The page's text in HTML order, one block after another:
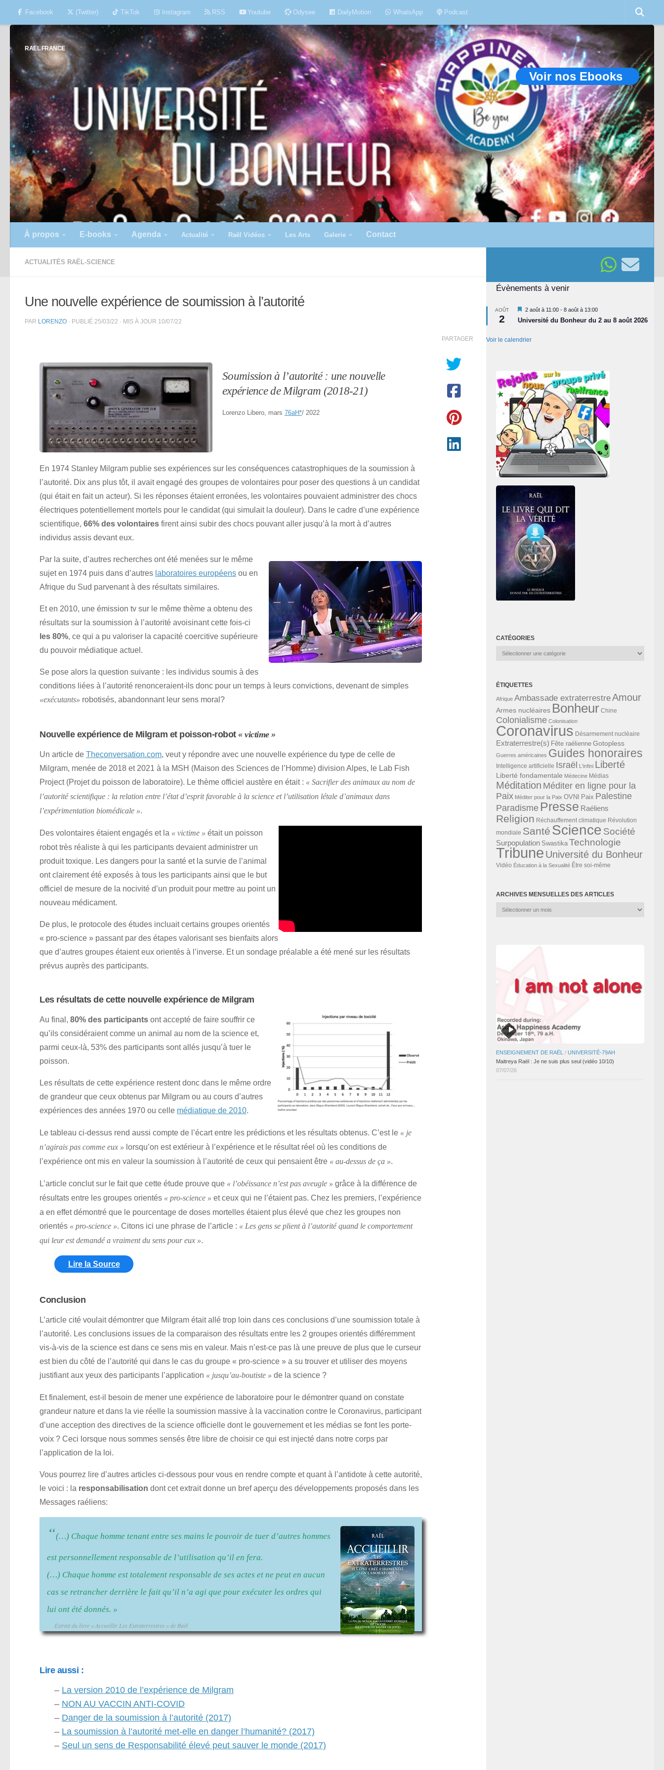
Skip to content
Facebook (Twitter) TikTok Instagram RSS Youtube Odysee DailyMotion WhatsApp Podcast
RAËL FRANCE
Voir nos Ebooks
À propos E-books Agenda Actualité Raël Vidéos Les Arts Galerie Contact
ACTUALITÉS RAËL-SCIENCE
Une nouvelle expérience de soumission à l’autorité
PAR LORENZO · PUBLIÉ 25/03/22 · MIS À JOUR 10/07/22
Soumission à l’autorité : une nouvelle
expérience de Milgram (2018-21)
Lorenzo Libero, mars 76aH*/ 2022
En 1974 Stanley Milgram publie ses expériences sur les conséquences catastrophiques de la soumission à
l’autorité. Dix ans plus tôt, il avait engagé des groupes de volontaires pour poser des questions à un candidat
(qui était en fait un acteur). Si les réponses étaient erronées, les volontaires pouvaient administrer des chocs
électriques potentiellement mortels pour le candidat (qui simulait la douleur). Dans le cadre d’une expérience
scientifique, 66% des volontaires firent ainsi subir des chocs pouvant aller jusqu’à la mort à d’autres
individus assis devant eux.
Par la suite, d’autres recherches ont été menées sur le même
sujet en 1974 puis dans d’autres laboratoires européens ou en
Afrique du Sud parvenant à des résultats similaires.
Et en 2010, une émission tv sur le même thème a obtenu des
résultats sur la soumission à l’autorité avoisinant cette fois-ci
les 80%, ce qui a pu valoriser la capacité coercitive supérieure
du pouvoir médiatique actuel.
Se pose alors la question suivante : les individus soumis à des
conditions liées à l’autorité renonceraient-ils donc pour un temps à leurs convictions, devenant de simples
«exécutants» robotisés, abandonnant leur sens moral?
Nouvelle expérience de Milgram et poisson-robot « victime »
Un article de Theconversation.com , veut y répondre avec une nouvelle expérience du type de celle de
Milgram, menée de 2018 et 2021 à la MSH (Maison des Sciences de l’Homme) division Alpes, le Lab Fish
Project (Projet du poisson de laboratoire). Le thème officiel austère en était : « Sacrifier des animaux au nom de
l’autorité scientifique : la relation entre l’état d’esprit favorable à la science et l’utilisation létale d’animaux dans
l’expérimentation biomédicale »
Des volontaires étaient engagés et la « victime » était un poisson
robot très réaliste à qui les participants devaient administrer un
produit toxique. Les dangers pour la santé et la survie de l’animal
ont clairement été exposés à tous les participants ainsi que le but
officiel de mesure de la nocivité d’un produit pour mettre au point un
nouveau médicament.
De plus, le protocole des études incluait certains groupes orientés
« pro-science » passant par des étapes valorisant ses bienfaits alors
que d’autres groupes étaient eux orientés à l’inverse. Et un sondage préalable a été mené sur les résultats
prévus auprès des participants.
Les résultats de cette nouvelle expérience de Milgram
Au final, 80% des participants ont accepté de faire souffrir ce
qu’ils considéraient comme un animal au nom de la science et,
parmi ceux-là, 53% des participants sont allés jusqu’à tuer le
poisson.
Les résultats de cette expérience restent donc dans le même ordre
de grandeur que ceux obtenus par Milgram ou au cours d’autres
expériences des années 1970 ou celle médiatique de 2010.
Le tableau ci-dessus rend aussi compte de l’écart entre les prédictions et les résultats obtenus. C’est le « je
n’agirais pas comme eux » lorsqu’on est extérieur à l’expérience et le résultat réel où les conditions de
l’expérience ont mis en valeur la soumission à l’autorité de ceux qui pensaient être « au-dessus de ça »
L’article conclut sur le fait que cette étude prouve que « l’obéissance n’est pas aveugle » grâce à la différence de
résultats entre les groupes orientés « pro-science » et ceux qui ne l’étaient pas. Chez les premiers, l’expérience
a en effet démontré que le pourcentage de doses mortelles étaient plus élevé que chez les groupes non
orientés « pro-science ». Citons ici une phrase de l’article : « Les gens se plient à l’autorité quand le comportement
qui leur est demandé a vraiment du sens pour eux ».
Lire la Source
Conclusion
L’article cité voulait démontrer que Milgram était allé trop loin dans ces conclusions d’une soumission totale à
l’autorité. Les conclusions issues de la comparaison des résultats entre les 2 groupes orientés différemment
vis-à-vis de la science est dans ce sens mis en valeur. Mais n’est-ce pas là une preuve de plus que le curseur
est bien du côté de l’autorité qui dans le cas du groupe « pro-science » a su trouver et utiliser des moyens
justifiant aux yeux des participants l’application « jusqu’au-boutiste » de la science ?
Et finalement, est-il besoin de mener une expérience de laboratoire pour le démontrer quand on constate
grandeur nature et dans la vie réelle la soumission massive à la vaccination contre le Coronavirus, participant
d’une acception des directives de la science officielle dont le gouvernement et les médias se font les porte-
voix ? Ceci lorsque nous sommes sensés être libre de choisir ce qui est injecté dans notre corps par
l’application de la loi.
Vous pourrez lire d’autres articles ci-dessous pour vous en rendre compte et quant à l’antidote à cette autorité,
le voici : la responsabilisation dont cet extrait donne un bref aperçu des développements proposés dans les
Messages raéliens:
“(…) Chaque homme tenant entre ses mains le pouvoir de tuer d’autres hommes
est personnellement responsable de l’utilisation qu’il en fera.
(…) Chaque homme est totalement responsable de ses actes et ne peut en aucun
cas se retrancher derrière le fait qu’il n’a agi que pour exécuter les ordres qui
lui ont été donnés. »
Extrait du livre « Accueillir Les Extraterrestres » de Raël
Lire aussi :
– La version 2010 de l’expérience de Milgram
– NON AU VACCIN ANTI-COVID
– Danger de la soumission à l’autorité (2017)
– La soumission à l’autorité met-elle en danger l’humanité? (2017)
– Seul un sens de Responsabilité élevé peut sauver le monde (2017)
PARTAGER
Évènements à venir
AOÛT
2
Mis
en
avant
2 août à 11:00 - 8 août à 13:00
Université du Bonheur du 2 au 8 août 2026
Voir le calendrier
CATÉGORIES
Catégories
ÉTIQUETTES
Afrique Ambassade extraterrestreAmour
Armes nucléaires Bonheur Chine
Colonialisme Colonisation
Coronavirus Désarmement nucléaire
Extraterrestre(s) Fête raélienne Gotopless
Guerres américaines Guides honoraires
Intelligence artificielle Israël L'infini Liberté
Liberté fondamentale Médecine Médias
Méditation Méditer en ligne pour la
Paix Méditer pour la Paix OVNI Paix Palestine
Paradisme Presse Raéliens
Religion Réchauffement climatique Révolution
mondiale Santé Science Société
Surpopulation Swastika Technologie
Tribune Université du Bonheur
Vidéo Éducation à la Sexualité Être soi-même
ARCHIVES MENSUELLES DES ARTICLES
Archives
ENSEIGNEMENT DE RAËL / UNIVERSITÉ-79AH
Maitreya Raël : Je ne suis plus seul (vidéo 10/10)
07/07/26